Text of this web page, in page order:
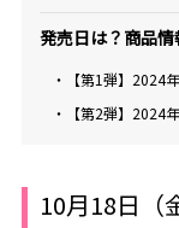
発売日は？商品情
・【第1弾】2024
・【第2弾】2024
10月18日（